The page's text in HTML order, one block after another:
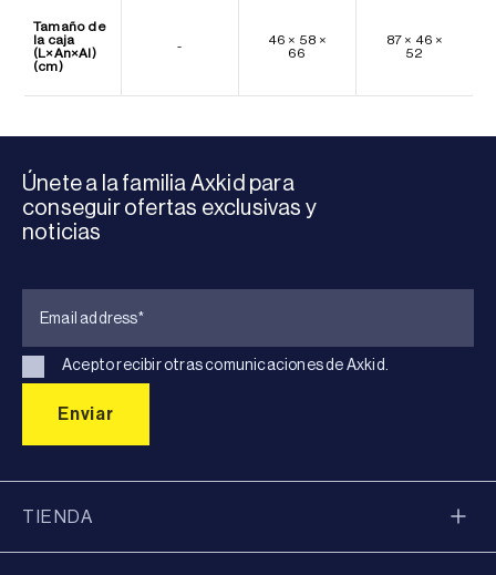
Tamaño de
la caja
(L×An×Al)
(cm)
-
46 × 58 ×
66
87 × 46 ×
52
Únete a la familia Axkid para
conseguir ofertas exclusivas y
noticias
Acepto recibir otras comunicaciones de Axkid.
TIENDA